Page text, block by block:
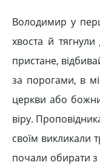
Володимир у
хвоста й
пристане,
за порогами, в
церкви або
віру.
своїм викликали
почали обирати